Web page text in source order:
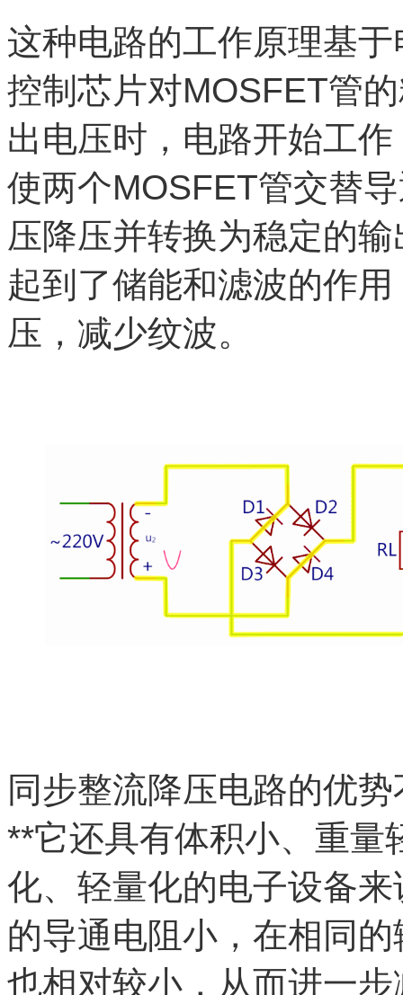
这种电路的工作原理基
控制芯片对MOSFET管
出电压时，电路开始工
使两个MOSFET管交替
压降压并转换为稳定的
起到了储能和滤波的作
压，减少纹波。
同步整流降压电路的优
**它还具有体积小、重量
化、轻量化的电子设备
的导通电阻小，在相同
也相对较小，从而进一